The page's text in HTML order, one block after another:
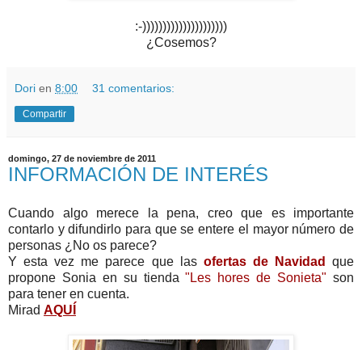
:-)))))))))))))))))))))
¿Cosemos?
Dori en 8:00 31 comentarios:
Compartir
domingo, 27 de noviembre de 2011
INFORMACIÓN DE INTERÉS
Cuando algo merece la pena, creo que es importante
contarlo y difundirlo para que se entere el mayor número de
personas ¿No os parece?
Y esta vez me parece que lasofertas de Navidad
que
propone Sonia en su tienda "Les hores de Sonieta"son
para tener en cuenta.
Mirad AQUÍ